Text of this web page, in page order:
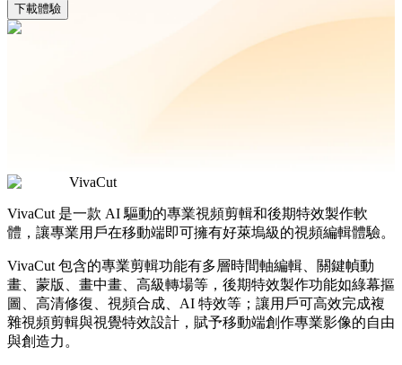
下載體驗
VivaCut
VivaCut 是一款 AI 驅動的專業視頻剪輯和後期特效製作軟
體，讓專業用戶在移動端即可擁有好萊塢級的視頻編輯體驗。
VivaCut 包含的專業剪輯功能有多層時間軸編輯、關鍵幀動
畫、蒙版、畫中畫、高級轉場等，後期特效製作功能如綠幕摳
圖、高清修復、視頻合成、AI 特效等；讓用戶可高效完成複
雜視頻剪輯與視覺特效設計，賦予移動端創作專業影像的自由
與創造力。